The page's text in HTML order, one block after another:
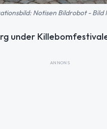
Notisen Bildrobot - Bild
under
ANNONS